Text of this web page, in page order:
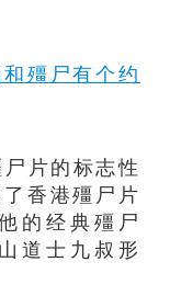
殭尸有个约
片的标志性
香港殭尸片
的经典殭尸
道士九叔形